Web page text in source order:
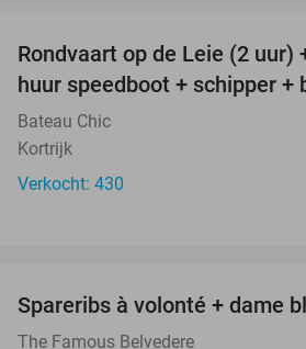
Rondvaart op de Leie (2 uur)
huur speedboot + schipper +
Bateau Chic
Kortrijk
Verkocht: 430
Spareribs à volonté + dame
The Famous Belvedere